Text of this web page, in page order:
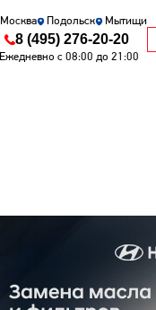
Москва Подольск Мытищи
8 (495) 276-20-20
Ежедневно с 08:00 до 21:00